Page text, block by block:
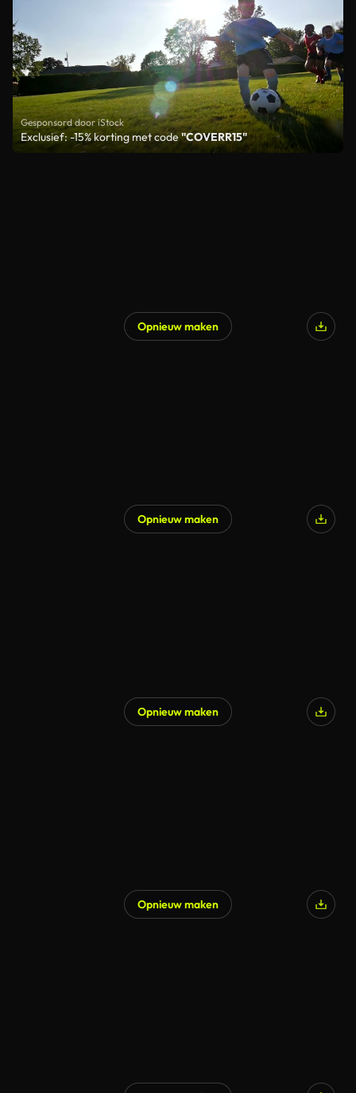
Gesponsord door iStock
Exclusief: -15% korting met code"COVERR15"
Opnieuw maken
Opnieuw maken
Opnieuw maken
Opnieuw maken